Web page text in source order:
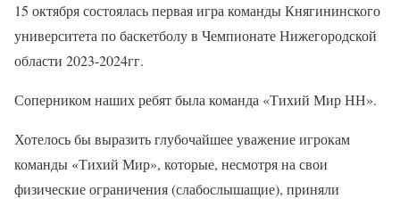
15 октября состоялась первая игра команды Княгининского
университета по баскетболу в Чемпионате Нижегородской
области 2023-2024гг.
Соперником наших ребят была команда «Тихий Мир НН».
Хотелось бы выразить глубочайшее уважение игрокам
команды «Тихий Мир», которые, несмотря на свои
физические ограничения (слабослышащие), приняли